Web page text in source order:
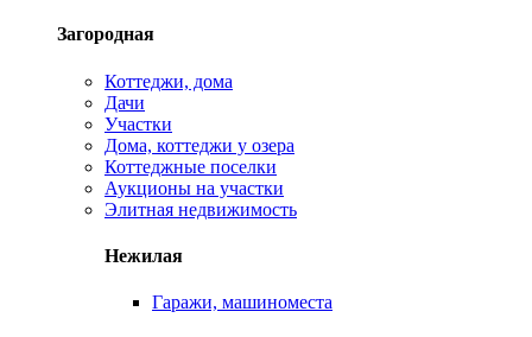
Загородная
Коттеджи, дома
Дачи
Участки
Дома, коттеджи у озера
Коттеджные поселки
Аукционы на участки
Элитная недвижимость
Нежилая
Гаражи, машиноместа